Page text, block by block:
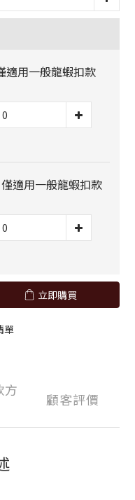
用一般龍蝦扣款
適用一般龍蝦扣款
立即購買
單
方
顧客評價